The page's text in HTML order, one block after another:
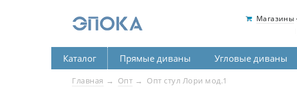
Магазины
Каталог Прямые диваны Угловые диваны
Главная Опт Опт стул Лори мод.1